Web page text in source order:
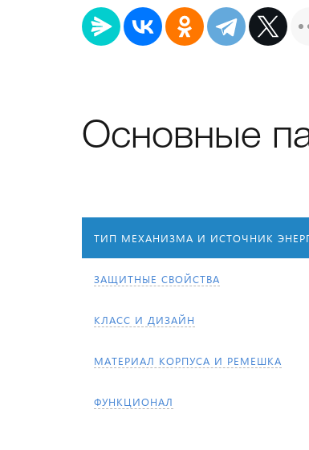
Основные
ТИП МЕХАНИЗМА И ИСТОЧНИК
ЗАЩИТНЫЕ СВОЙСТВА
КЛАСС И ДИЗАЙН
МАТЕРИАЛ КОРПУСА И РЕМЕШКА
ФУНКЦИОНАЛ